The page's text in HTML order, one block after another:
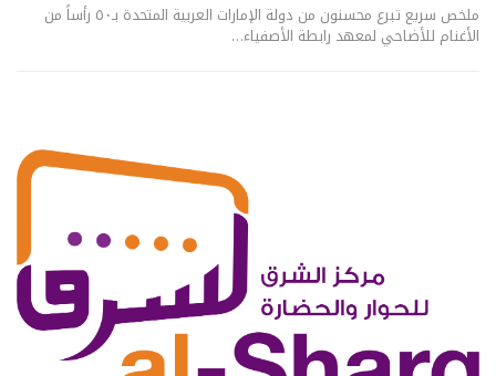
ملخص سريع تبرع محسنون من دولة الإمارات العربية المتحدة بـ٥٠ رأساً من
الأغنام للأضاحي لمعهد رابطة الأصفياء…